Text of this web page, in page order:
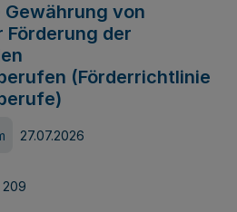
von
Förderung der
(Förderrichtlinie
27.07.2026
209